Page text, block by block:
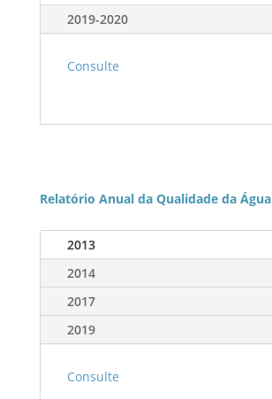
2019-2020
Consulte
Relatório Anual da Qualidade da Água
2013
2014
2017
2019
Consulte